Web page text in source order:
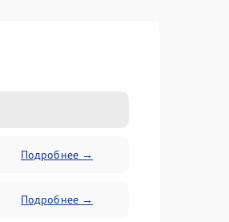
Подробнее →
Подробнее →